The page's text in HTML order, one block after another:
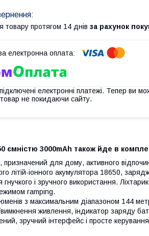
товару протягом 14 днів за рахунок
електронні платежі. Тепер ви
не покидаючи сайту.
ємністю 3000mAh також йде в
для дому, активного
літій-іонного акумулятора 18650,
і зручного використання.
ramping.
з максимальним діапазоном 144
живлення, індикатор заряду
зручний інтерфейс і просте